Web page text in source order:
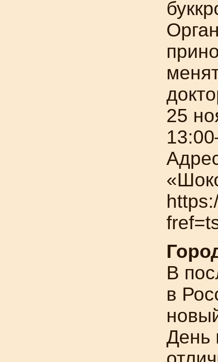
25
В
в
День